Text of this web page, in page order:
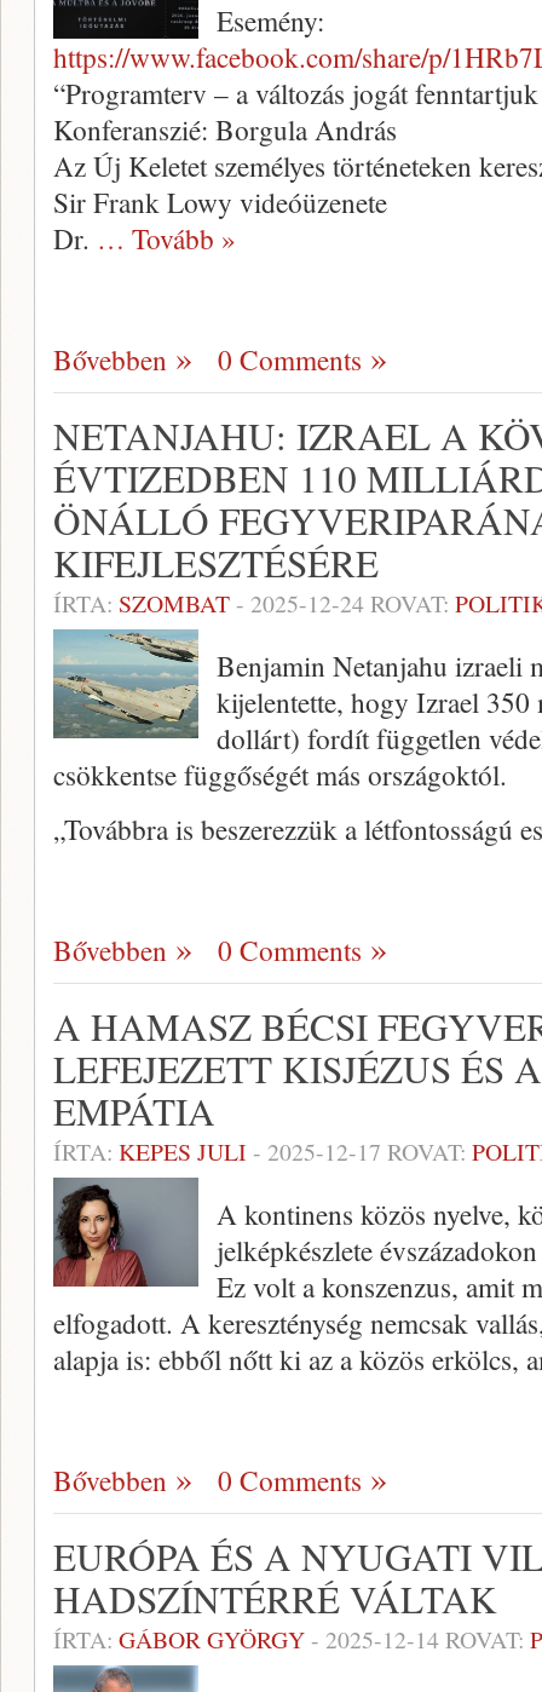
Esemény:
https://www.facebook.com/share/p/
“Programterv – a változás jogát fenntartjuk
Konferanszié: Borgula András
Az Új Keletet személyes történeteken
Sir Frank Lowy videóüzenete
Dr. … Tovább »
Bővebben 0 Comments
NETANJAHU: IZRAEL A
ÉVTIZEDBEN 110
ÖNÁLLÓ
KIFEJLESZTÉSÉRE
ÍRTA: SZOMBAT- 2025-12-24ROVAT:
Benjamin Netanjahu izraeli
kijelentette, hogy Izrael
dollárt) fordít független
csökkentse függőségét más országoktól.
„Továbbra is beszerezzük a létfontosságú
Bővebben 0 Comments
A HAMASZ BÉCSI
LEFEJEZETT KISJÉZUS ÉS
EMPÁTIA
ÍRTA: KEPES JULI - 2025-12-17 ROVAT:
A kontinens közös nyelve,
jelképkészlete
Ez volt a konszenzus, amit
elfogadott. A kereszténység nemcsak
alapja is: ebből nőtt ki az a közös erkölcs,
Bővebben 0 Comments
EURÓPA ÉS A NYUGATI
HADSZÍNTÉRRÉ VÁLTAK
ÍRTA: GÁBOR GYÖRGY- 2025-12-14ROVAT: